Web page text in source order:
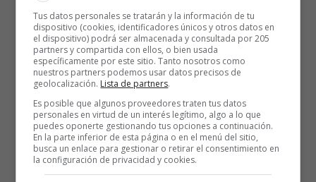
Tus datos personales se tratarán y la información de tu
dispositivo (cookies, identificadores únicos y otros datos en
el dispositivo) podrá ser almacenada y consultada por 205
partners y compartida con ellos, o bien usada
específicamente por este sitio. Tanto nosotros como
nuestros partners podemos usar datos precisos de
geolocalización. Lista de partners.
Es posible que algunos proveedores traten tus datos
personales en virtud de un interés legítimo, algo a lo que
puedes oponerte gestionando tus opciones a continuación.
En la parte inferior de esta página o en el menú del sitio,
busca un enlace para gestionar o retirar el consentimiento en
la configuración de privacidad y cookies.